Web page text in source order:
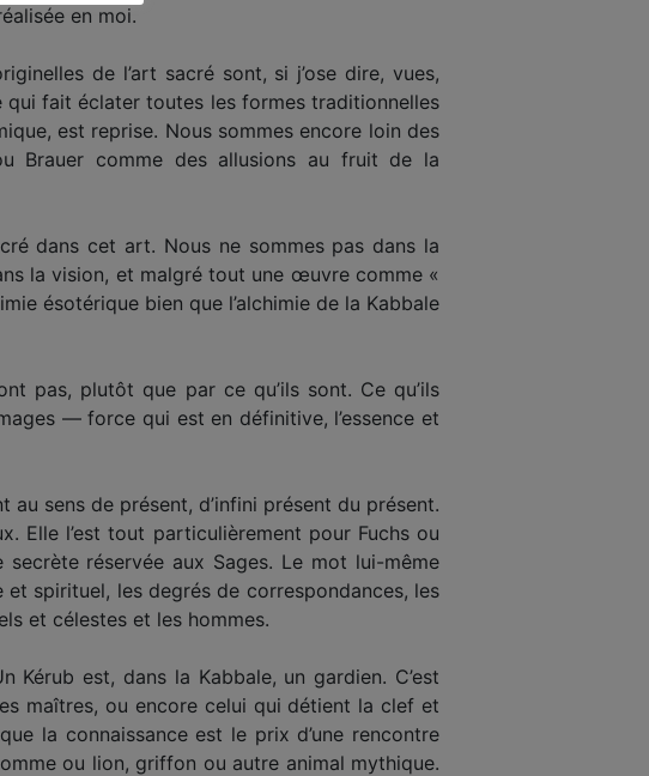
en moi.
de l’art sacré sont, si j’ose dire, vues,
fait éclater toutes les formes traditionnelles
est reprise. Nous sommes encore loin des
Brauer comme des allusions au fruit de la
dans cet art. Nous ne sommes pas dans la
la vision, et malgré tout une œuvre comme «
ésotérique bien que l’alchimie de la Kabbale
pas, plutôt que par ce qu’ils sont. Ce qu’ils
— force qui est en définitive, l’essence et
au sens de présent, d’infini présent du présent.
Elle l’est tout particulièrement pour Fuchs ou
secrète réservée aux Sages. Le mot lui-même
spirituel, les degrés de correspondances, les
et célestes et les hommes.
Kérub est, dans la Kabbale, un gardien. C’est
maîtres, ou encore celui qui détient la clef et
la connaissance est le prix d’une rencontre
ou lion, griffon ou autre animal mythique.